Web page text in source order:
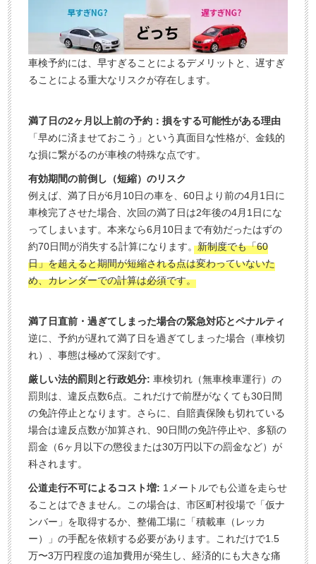
車検予約には、早すぎることによるデメリットと、遅すぎ
ることによる重大なリスクが存在します。
満了日の2ヶ月以上前の予約：損をする可能性がある理由
「早めに済ませておこう」という真面目な性格が、金銭的
な損に繋がるのが車検の特殊な点です。
有効期間の前倒し（短縮）のリスク
例えば、満了日が6月10日の車を、60日より前の4月1日に
車検完了させた場合、次回の満了日は2年後の4月1日にな
ってしまいます。本来なら6月10日まで有効だったはずの
約70日間が消失する計算になります。新制度でも「60
日」を超えると期間が短縮される点は変わっていないた
め、カレンダーでの計算は必須です。
満了日直前・過ぎてしまった場合の緊急対応とペナルティ
逆に、予約が遅れて満了日を過ぎてしまった場合（車検切
れ）、事態は極めて深刻です。
厳しい法的罰則と行政処分: 車検切れ（無車検車運行）の
罰則は、違反点数6点。これだけで前歴がなくても30日間
の免許停止となります。さらに、自賠責保険も切れている
場合は違反点数が加算され、90日間の免許停止や、多額の
罰金（6ヶ月以下の懲役または30万円以下の罰金など）が
科されます。
公道走行不可によるコスト増: 1メートルでも公道を走らせ
ることはできません。この場合は、市区町村役場で「仮ナ
ンバー」を取得するか、整備工場に「積載車（レッカ
ー）」の手配を依頼する必要があります。これだけで1.5
万〜3万円程度の追加費用が発生し、経済的にも大きな痛